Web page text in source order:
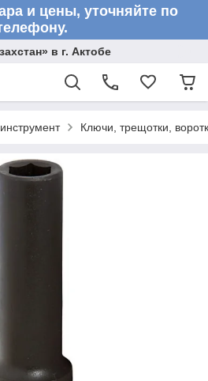
и цены, уточняйте по
в г. Актобе
Ключи, трещотки,